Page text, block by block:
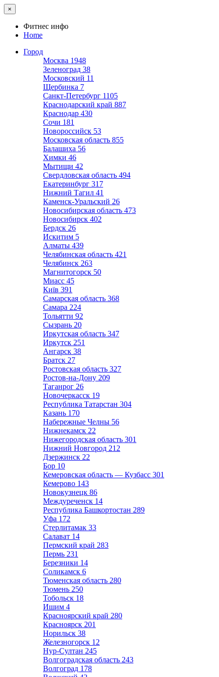
×
Фитнес инфо
Home
Город
Москва 1948
Зеленоград 38
Московский 11
Щербинка 7
Санкт-Петербург 1105
Краснодарский край 887
Краснодар 430
Сочи 181
Новороссийск 53
Московская область 855
Балашиха 56
Химки 46
Мытищи 42
Свердловская область 494
Екатеринбург 317
Нижний Тагил 41
Каменск-Уральский 26
Новосибирская область 473
Новосибирск 402
Бердск 26
Искитим 5
Алматы 439
Челябинская область 421
Челябинск 263
Магнитогорск 50
Миасс 45
Київ 391
Самарская область 368
Самара 224
Тольятти 92
Сызрань 20
Иркутская область 347
Иркутск 251
Ангарск 38
Братск 27
Ростовская область 327
Ростов-на-Дону 209
Таганрог 26
Новочеркасск 19
Республика Татарстан 304
Казань 170
Набережные Челны 56
Нижнекамск 22
Нижегородская область 301
Нижний Новгород 212
Дзержинск 22
Бор 10
Кемеровская область — Кузбасс 301
Кемерово 143
Новокузнецк 86
Междуреченск 14
Республика Башкортостан 289
Уфа 172
Стерлитамак 33
Салават 14
Пермский край 283
Пермь 231
Березники 14
Соликамск 6
Тюменская область 280
Тюмень 250
Тобольск 18
Ишим 4
Красноярский край 280
Красноярск 201
Норильск 38
Железногорск 12
Нур-Султан 245
Волгоградская область 243
Волгоград 178